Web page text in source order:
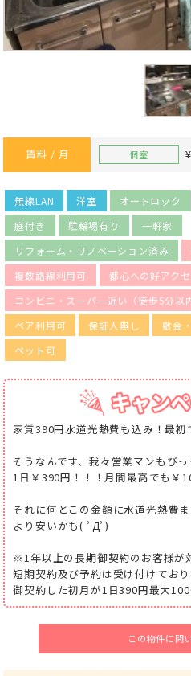
賃料 / 月 個室
無線LAN 洋室 オートロック
庭付き
駐輪場有り
一軒家
リフォーム・リノベーション済み
複数路線利用可
都心への好アク
コンビニ・スーパー近い（徒歩5分以
ペア利用可
保証人無し 敷金
ペット可
家賃390円水道光熱費も込み！最初
そうなんです、我々営業マンもび
1日￥390円！！！月間最高でも￥
それに何とこの金額に水道光熱費
より安いかも( ﾟДﾟ)
※1年以上の長期御契約のお客様が
短期契約及び予約は受け付けており
御契約した初月が1日390円最大
この物件に問